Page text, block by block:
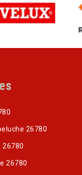
26780
26780
26780